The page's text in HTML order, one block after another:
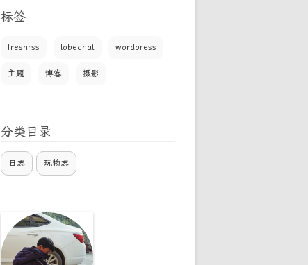
标签
freshrss lobechat wordpress
主题 博客 摄影
分类目录
日志 玩物志